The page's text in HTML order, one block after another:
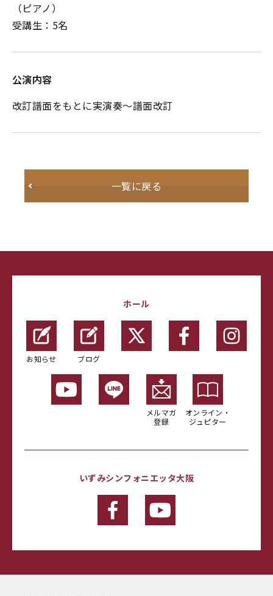
（ピアノ）
受講生：5名
公演内容
改訂譜面をもとに実演奏～譜面改訂
一覧に戻る
ホール
お知らせ ブログ
メルマガ
登録
オンライン・
ジュピター
いずみシンフォニエッタ大阪